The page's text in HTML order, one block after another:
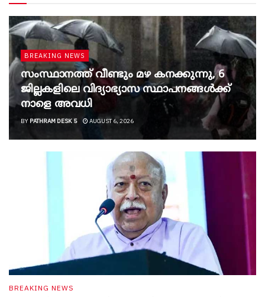
BREAKING NEWS
സംസ്ഥാനത്ത് വീണ്ടും മഴ കനക്കുന്നു, 6
ജില്ലകളിലെ വിദ്യാഭ്യാസ സ്ഥാപനങ്ങൾക്ക്
നാളെ അവധി
BY PATHRAM DESK 5 AUGUST 6, 2026
BREAKING NEWS